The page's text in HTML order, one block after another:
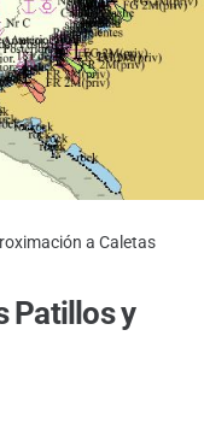
a Caletas
Patillos y